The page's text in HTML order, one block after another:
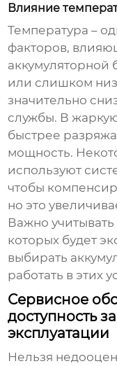
Влияние
Температура –
факторов,
или слишком
значительно
службы. В
быстрее
мощность.
используют
чтобы
но это
Важно
которых будет
выбирать
работать в этих
Сервисное
доступность
эксплуатации
Нельзя